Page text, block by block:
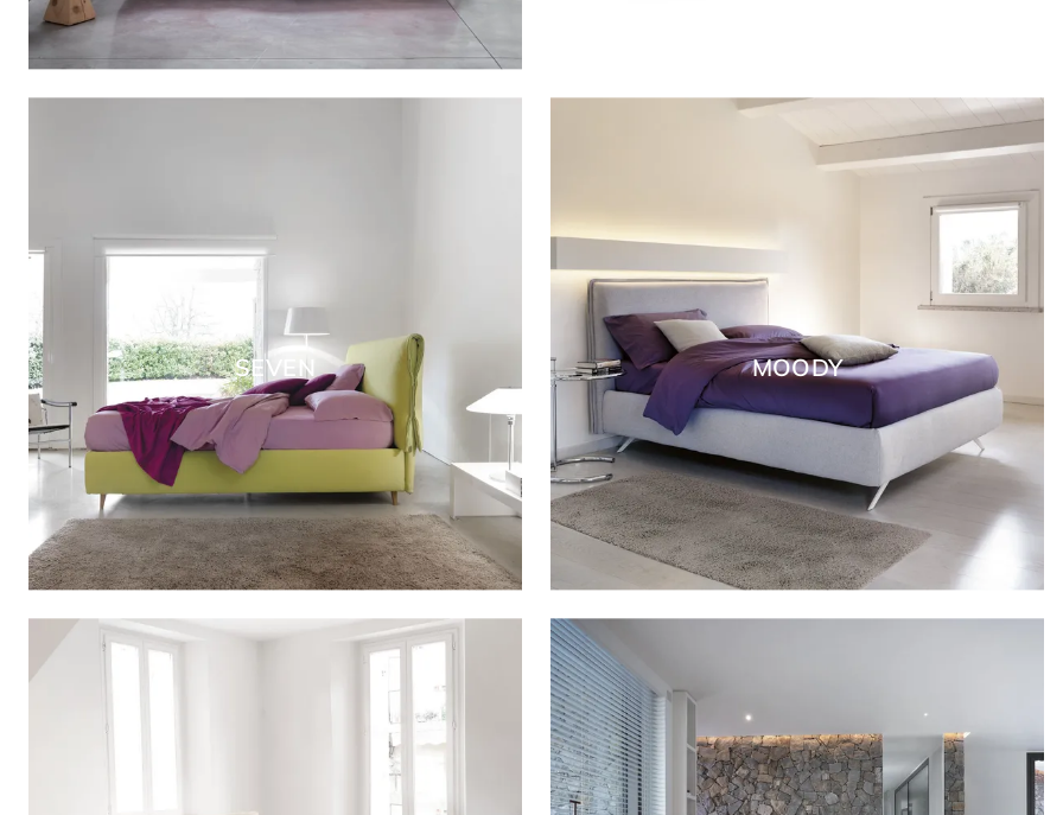
SEVEN MOODY